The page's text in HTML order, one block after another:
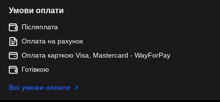
Умови оплати
Післяплата
Оплата на рахунок
Оплата карткою Visa, Mastercard - WayForPay
Готівкою
Всі умови оплати